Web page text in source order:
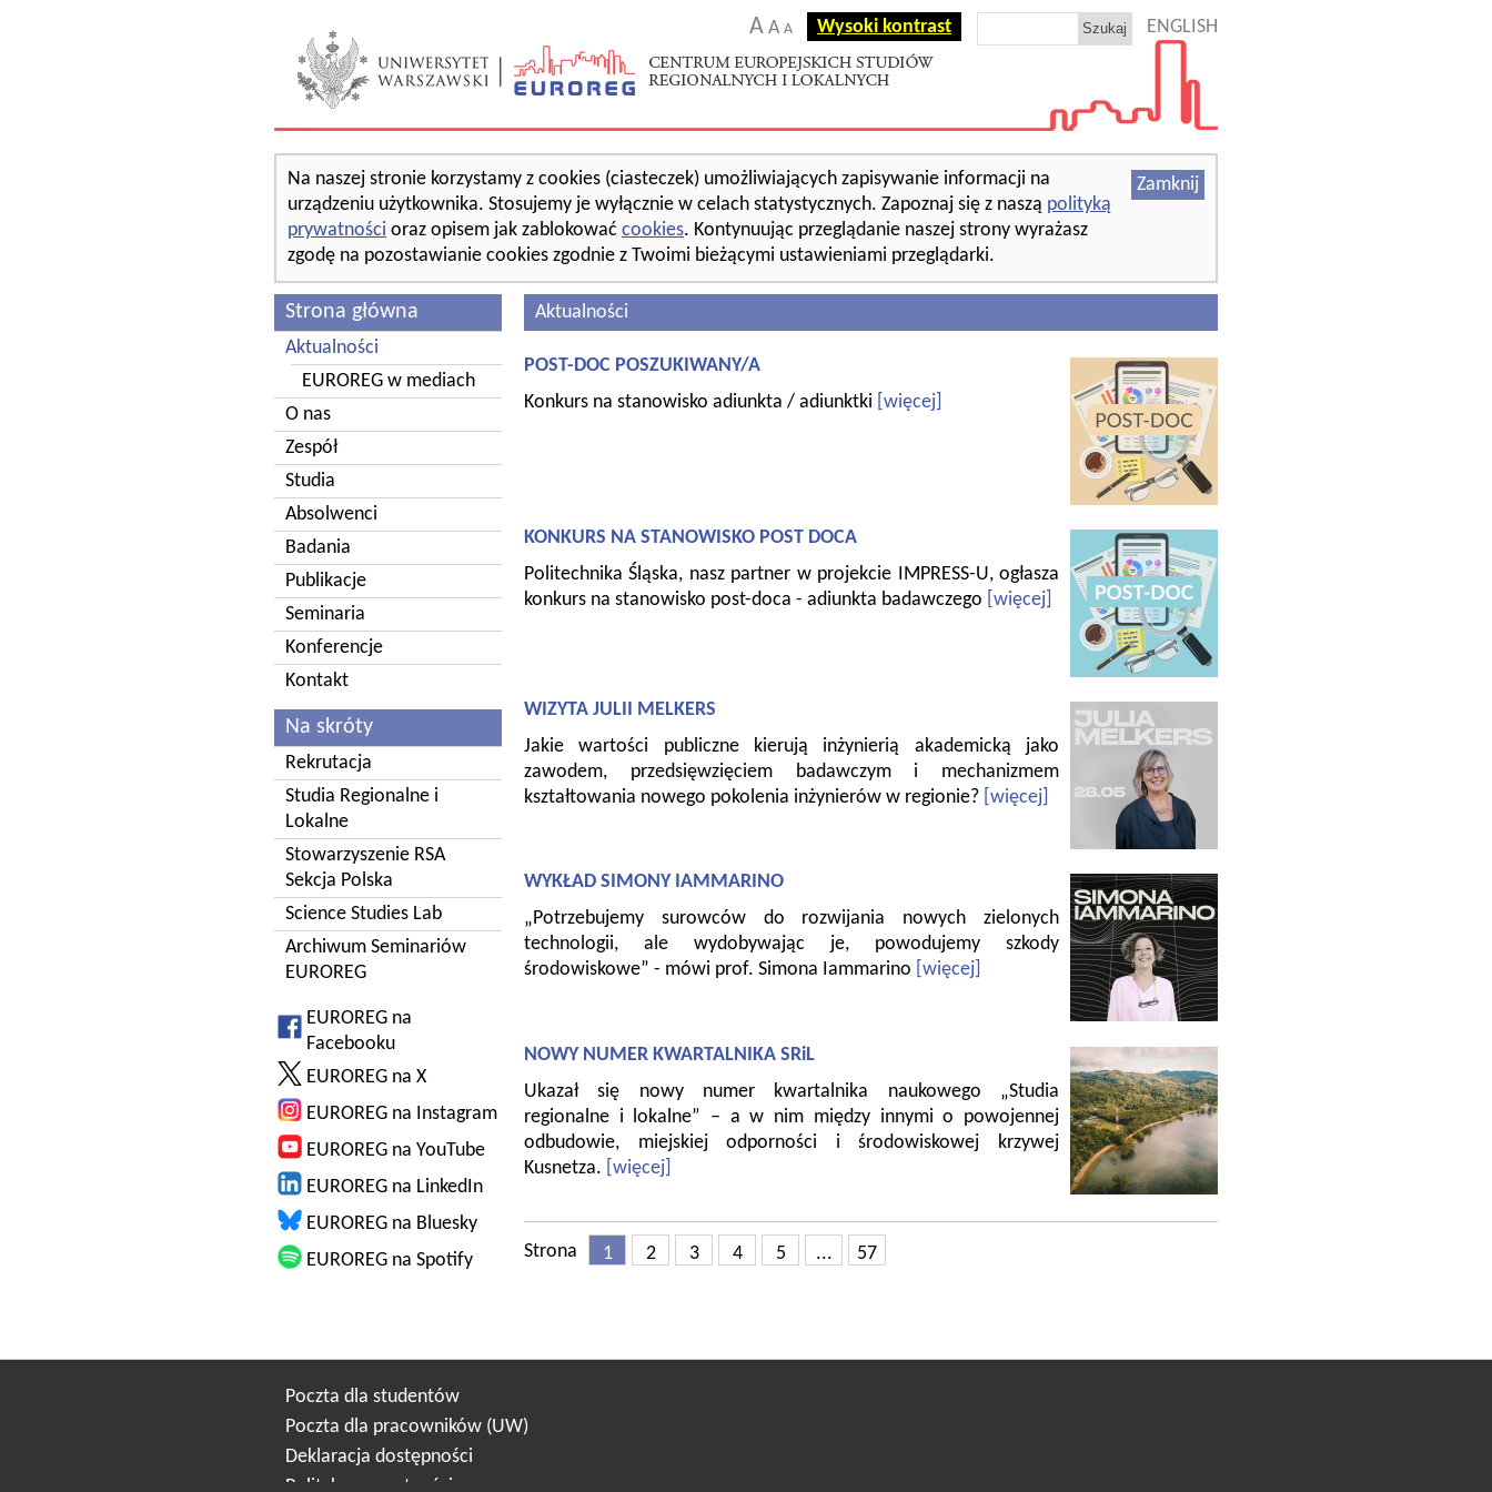
A A A Wysoki kontrast ENGLISH
Zamknij
Na naszej stronie korzystamy z cookies (ciasteczek) umożliwiających zapisywanie informacji na
urządzeniu użytkownika. Stosujemy je wyłącznie w celach statystycznych. Zapoznaj się z naszą polityką
prywatności oraz opisem jak zablokować cookies. Kontynuując przeglądanie naszej strony wyrażasz
zgodę na pozostawianie cookies zgodnie z Twoimi bieżącymi ustawieniami przeglądarki.
Strona główna
Aktualności
EUROREG w mediach
O nas
Zespół
Studia
Absolwenci
Badania
Publikacje
Seminaria
Konferencje
Kontakt
Na skróty
Rekrutacja
Studia Regionalne i
Lokalne
Stowarzyszenie RSA
Sekcja Polska
Science Studies Lab
Archiwum Seminariów
EUROREG
EUROREG na
Facebooku
EUROREG na X
EUROREG na Instagram
EUROREG na YouTube
EUROREG na LinkedIn
EUROREG na Bluesky
EUROREG na Spotify
Aktualności
POST-DOC POSZUKIWANY/A
Konkurs na stanowisko adiunkta / adiunktki [więcej]
KONKURS NA STANOWISKO POST DOCA
Politechnika Śląska, nasz partner w projekcie IMPRESS-U, ogłasza
konkurs na stanowisko post-doca - adiunkta badawczego [więcej]
WIZYTA JULII MELKERS
Jakie wartości publiczne kierują inżynierią akademicką jako
zawodem, przedsięwzięciem badawczym i mechanizmem
kształtowania nowego pokolenia inżynierów w regionie? [więcej]
WYKŁAD SIMONY IAMMARINO
„Potrzebujemy surowców do rozwijania nowych zielonych
technologii, ale wydobywając je, powodujemy szkody
środowiskowe” - mówi prof. Simona Iammarino [więcej]
NOWY NUMER KWARTALNIKA SRiL
Ukazał się nowy numer kwartalnika naukowego „Studia
regionalne i lokalne” – a w nim między innymi o powojennej
odbudowie, miejskiej odporności i środowiskowej krzywej
Kusnetza. [więcej]
Strona 1 2 3 4 5 ... 57
Poczta dla studentów
Poczta dla pracowników (UW)
Deklaracja dostępności
Polityka prywatności